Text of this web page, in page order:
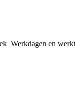
Werkdagen en